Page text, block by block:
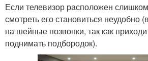
Если телевизор расположен
смотреть его становиться неудобно
на шейные позвонки, так как
поднимать подбородок).